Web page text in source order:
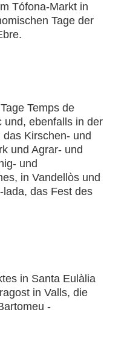
Tófona-Markt in
Tage der
Temps de
und, ebenfalls in der
Kirschen- und
und Agrar- und
und
in Vandellòs und
lada, das Fest des
in Santa Eulàlia
in Valls, die
-